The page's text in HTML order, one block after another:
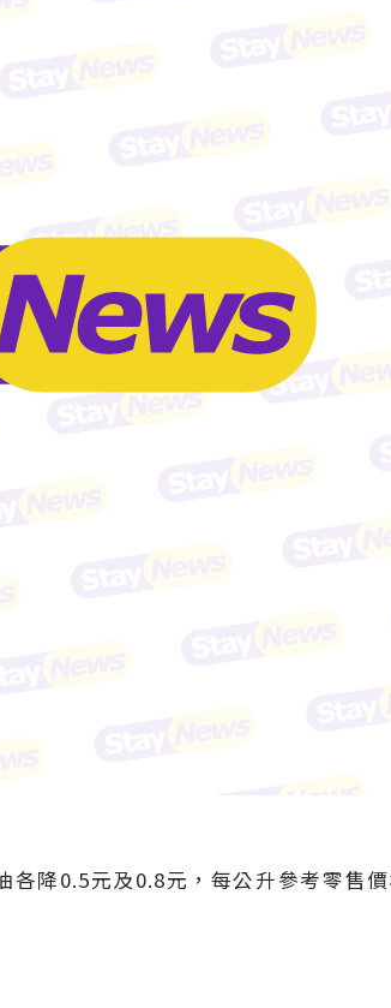
降0.5元及0.8元，每公升參考零售